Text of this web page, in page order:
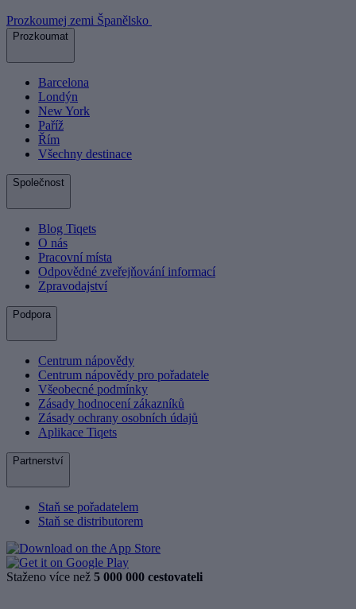
Prozkoumej zemi Španělsko
Prozkoumat
Barcelona
Londýn
New York
Paříž
Řím
Všechny destinace
Společnost
Blog Tiqets
O nás
Pracovní místa
Odpovědné zveřejňování informací
Zpravodajství
Podpora
Centrum nápovědy
Centrum nápovědy pro pořadatele
Všeobecné podmínky
Zásady hodnocení zákazníků
Zásady ochrany osobních údajů
Aplikace Tiqets
Partnerství
Staň se pořadatelem
Staň se distributorem
Staženo více než 5 000 000 cestovateli